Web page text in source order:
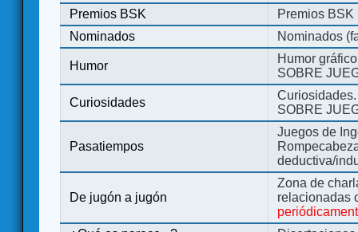
Premios BSK
Premios BSK
Nominados
Nominados
Humor
Humor
SOBRE
Curiosidades
SOBRE
Pasatiempos
Juegos de
deductiva/
De jugón a jugón
Zona de
relacionadas